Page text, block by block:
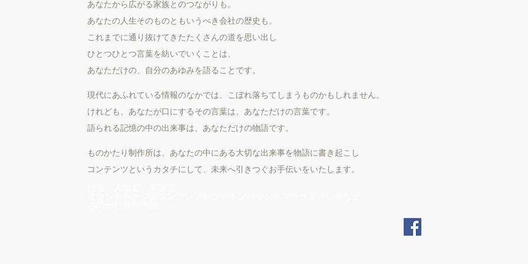
あなたから広がる家族とのつながりも。
あなたの人生そのものともいうべき会社の歴史も。
これまでに通り抜けてきたたくさんの道を思い出し
ひとつひとつ言葉を紡いでいくことは、
あなただけの、自分のあゆみを語ることです。
現代にあふれている情報のなかでは、こぼれ落ちてしまうものかもしれません。
けれども、あなたが口にするその言葉は、あなただけの言葉です。
語られる記憶の中の出来事は、あなただけの物語です。
ものかたり制作所は、あなたの中にある大切な出来事を物語に書き起こし
コンテンツというカタチにして、未来へ引きつぐお手伝いをいたします。